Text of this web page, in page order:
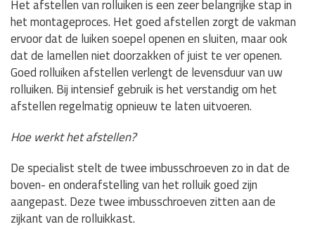
Het afstellen van rolluiken is een zeer belangrijke stap in
het montageproces. Het goed afstellen zorgt de vakman
ervoor dat de luiken soepel openen en sluiten, maar ook
dat de lamellen niet doorzakken of juist te ver openen.
Goed rolluiken afstellen verlengt de levensduur van uw
rolluiken. Bij intensief gebruik is het verstandig om het
afstellen regelmatig opnieuw te laten uitvoeren.
Hoe werkt het afstellen?
De specialist stelt de twee imbusschroeven zo in dat de
boven- en onderafstelling van het rolluik goed zijn
aangepast. Deze twee imbusschroeven zitten aan de
zijkant van de rolluikkast.